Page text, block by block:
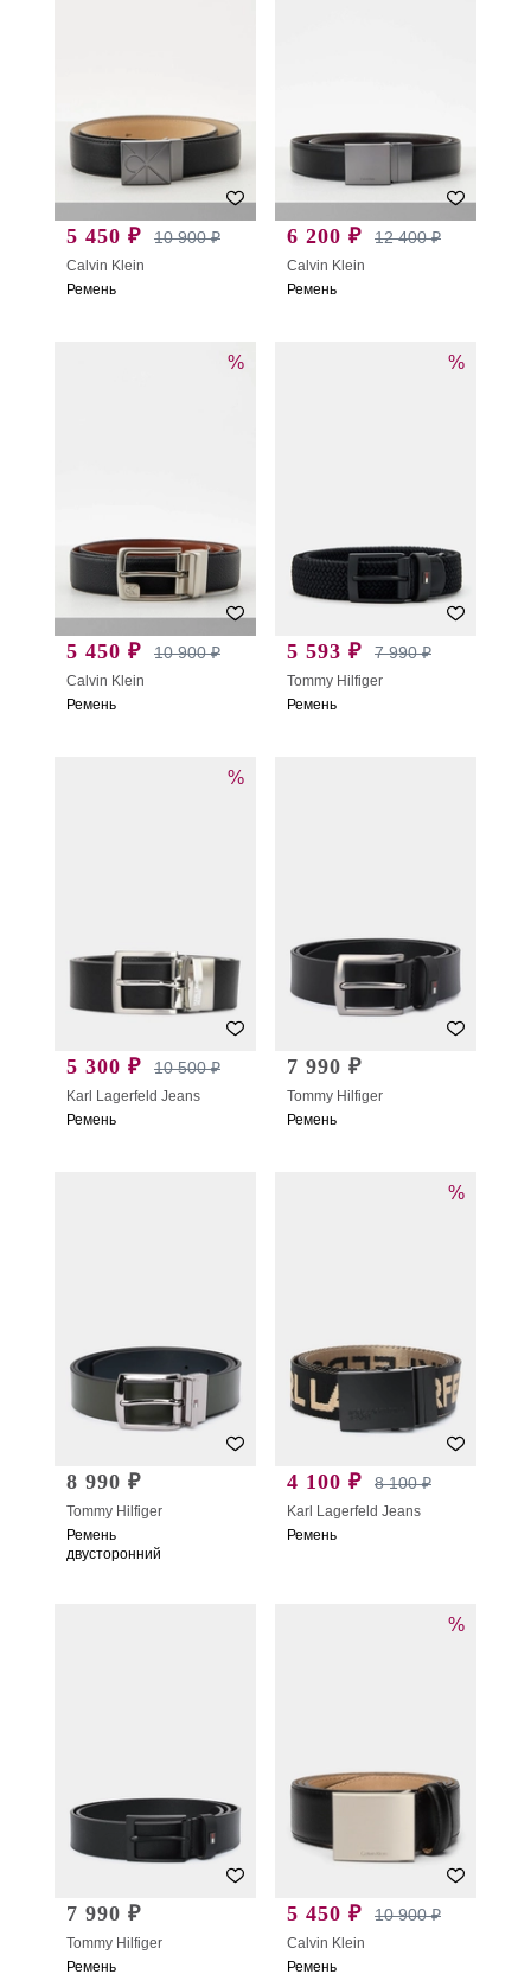
5 450 ₽ 10 900 ₽
Calvin Klein
Ремень
6 200 ₽ 12 400 ₽
Calvin Klein
Ремень
%
5 450 ₽ 10 900 ₽
Calvin Klein
Ремень
%
5 593 ₽ 7 990 ₽
Tommy Hilfiger
Ремень
%
5 300 ₽ 10 500 ₽
Karl Lagerfeld Jeans
Ремень
7 990 ₽
Tommy Hilfiger
Ремень
8 990 ₽
Tommy Hilfiger
Ремень
двусторонний
%
4 100 ₽ 8 100 ₽
Karl Lagerfeld Jeans
Ремень
7 990 ₽
Tommy Hilfiger
Ремень
%
5 450 ₽ 10 900 ₽
Calvin Klein
Ремень